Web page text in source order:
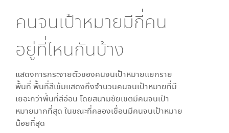
คนจนเป้าหมายมีกี่คน
อยู่ที่ไหนกันบ้าง
แสดงการกระจายตัวของคนจนเป้าหมายแยกราย
พื้นที่ พื้นที่สีเข้มแสดงถึงจำนวนคนจนเป้าหมายที่มี
เยอะกว่าพื้นที่สีอ่อน โดยสนามชัยเขตมีคนจนเป้า
หมายมากที่สุด ในขณะที่คลองเขื่อนมีคนจนเป้าหมาย
น้อยที่สุด